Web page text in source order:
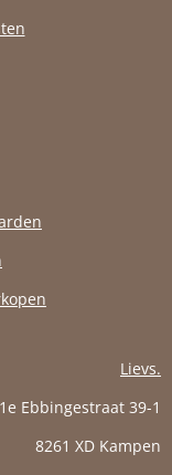
Lievs.
1e Ebbingestraat 39-1
8261 XD Kampen